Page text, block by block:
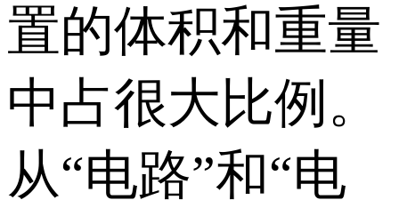
置的体积和重量
中占很大比例。
从“电路”和“电